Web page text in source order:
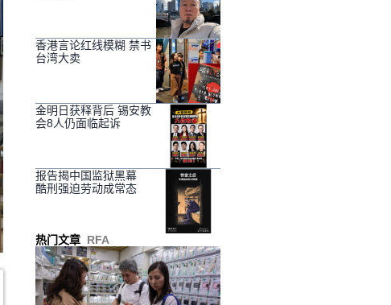
香港言论红线模糊 禁书
台湾大卖
金明日获释背后 锡安教
会8人仍面临起诉
报告揭中国监狱黑幕
酷刑强迫劳动成常态
热门文章 RFA